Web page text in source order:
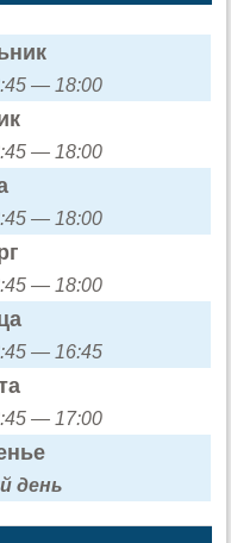
— 18:00
— 18:00
— 18:00
— 18:00
— 16:45
— 17:00
день